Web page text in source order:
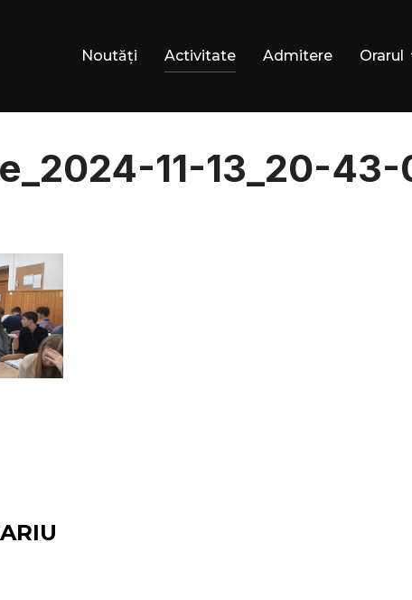
Noutăți Activitate Admitere Orarul
11-13_20-